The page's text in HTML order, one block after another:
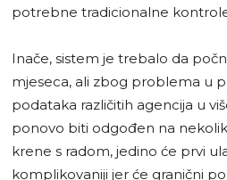
potrebne tradicionalne
Inače, sistem je trebalo da
mjeseca, ali zbog problema u
podataka različitih agencija u
ponovo biti odgođen na
krene s radom, jedino će prvi
komplikovaniji jer će granični